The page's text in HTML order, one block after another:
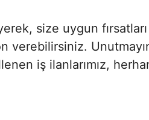
size uygun
verebilirsiniz.
iş ilanlarımız,